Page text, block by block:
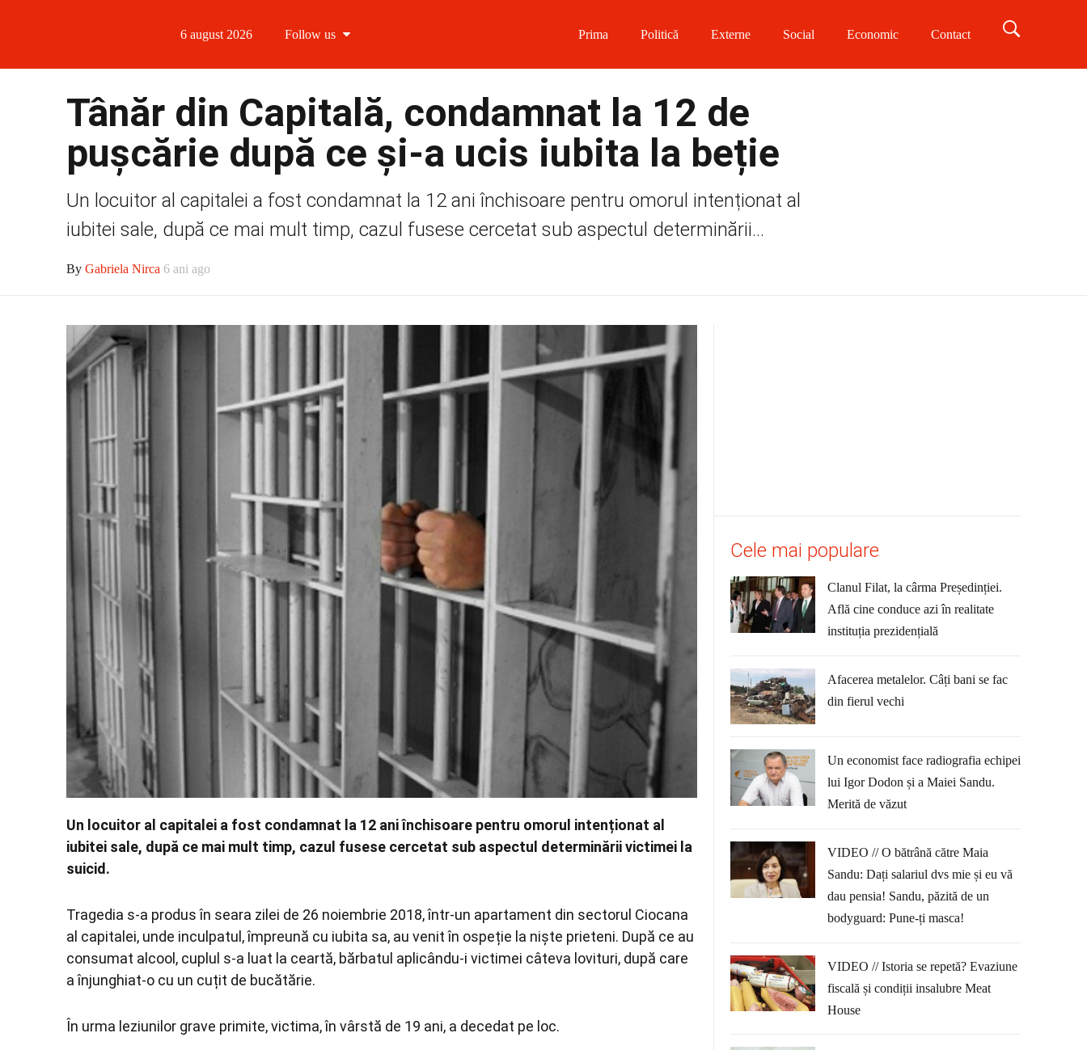
6 august 2026 Follow us
Follow us on Twitter
Follow us on Instagram
Prima Politică Externe Social Economic Contact
Tânăr din Capitală, condamnat la 12 de
pușcărie după ce și-a ucis iubita la beție
Un locuitor al capitalei a fost condamnat la 12 ani închisoare pentru omorul intenționat al
iubitei sale, după ce mai mult timp, cazul fusese cercetat sub aspectul determinării...
By Gabriela Nirca 6 ani ago
Un locuitor al capitalei a fost condamnat la 12 ani închisoare pentru omorul intenționat al
iubitei sale, după ce mai mult timp, cazul fusese cercetat sub aspectul determinării victimei la
suicid.
Tragedia s-a produs în seara zilei de 26 noiembrie 2018, într-un apartament din sectorul Ciocana
al capitalei, unde inculpatul, împreună cu iubita sa, au venit în ospeție la niște prieteni. După ce au
consumat alcool, cuplul s-a luat la ceartă, bărbatul aplicându-i victimei câteva lovituri, după care
a înjunghiat-o cu un cuțit de bucătărie.
În urma leziunilor grave primite, victima, în vârstă de 19 ani, a decedat pe loc.
Cele mai populare
Clanul Filat, la cârma Președinției.
Află cine conduce azi în realitate
instituția prezidențială
Afacerea metalelor. Câți bani se fac
din fierul vechi
Un economist face radiografia echipei
lui Igor Dodon și a Maiei Sandu.
Merită de văzut
VIDEO // O bătrână către Maia
Sandu: Dați salariul dvs mie și eu vă
dau pensia! Sandu, păzită de un
bodyguard: Pune-ți masca!
VIDEO // Istoria se repetă? Evaziune
fiscală și condiții insalubre Meat
House